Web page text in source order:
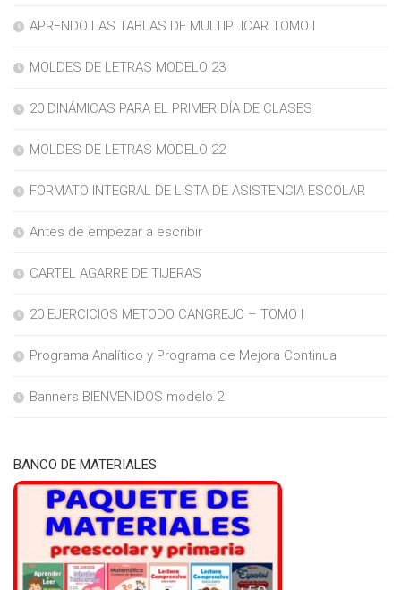
APRENDO LAS TABLAS DE MULTIPLICAR TOMO I
MOLDES DE LETRAS MODELO 23
20 DINÁMICAS PARA EL PRIMER DÍA DE CLASES
MOLDES DE LETRAS MODELO 22
FORMATO INTEGRAL DE LISTA DE ASISTENCIA ESCOLAR
Antes de empezar a escribir
CARTEL AGARRE DE TIJERAS
20 EJERCICIOS METODO CANGREJO – TOMO I
Programa Analítico y Programa de Mejora Continua
Banners BIENVENIDOS modelo 2
BANCO DE MATERIALES